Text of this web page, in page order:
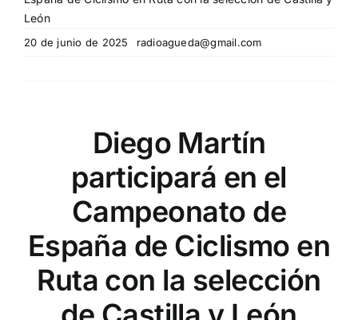
León
20 de junio de 2025 radioagueda@gmail.com
Diego Martín
participará en el
Campeonato de
España de Ciclismo en
Ruta con la selección